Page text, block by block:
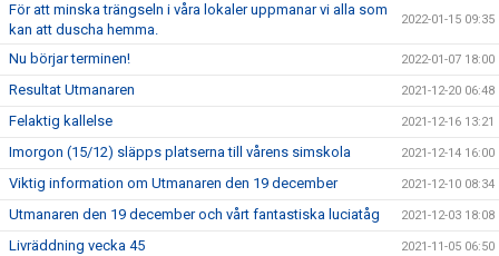
För att minska trängseln i våra lokaler uppmanar vi alla som
kan att duscha hemma.
2022-01-15 09:35
Nu börjar terminen! 2022-01-07 18:00
Resultat Utmanaren 2021-12-20 06:48
Felaktig kallelse 2021-12-16 13:21
Imorgon (15/12) släpps platserna till vårens simskola 2021-12-14 16:00
Viktig information om Utmanaren den 19 december 2021-12-10 08:34
Utmanaren den 19 december och vårt fantastiska luciatåg 2021-12-03 18:08
Livräddning vecka 45 2021-11-05 06:50